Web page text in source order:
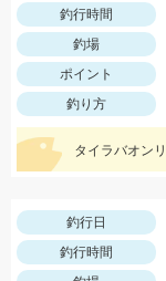
釣行時間
釣場
ポイント
釣り方
釣行日
釣行時間